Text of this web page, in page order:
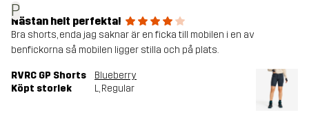
P
Nästan helt perfekta!
Bra shorts, enda jag saknar är en ficka till mobilen i en av
benfickorna så mobilen ligger stilla och på plats.
RVRC GP Shorts
Blueberry
Köpt storlek
L, Regular